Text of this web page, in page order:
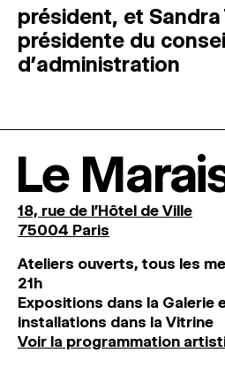
président, et Sandra
présidente du
d’administration
Le
18, rue de l'Hôtel de Ville
75004 Paris
Ateliers ouverts, tous les
21h
Expositions dans la Galerie
installations dans la Vitrine
Voir la programmation